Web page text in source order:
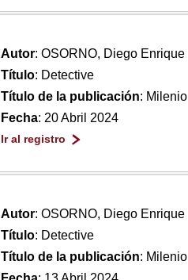
Autor: OSORNO, Diego Enrique
Título: Detective
Título de la publicación: Milenio
Fecha: 20 Abril 2024
Ir al registro
Autor: OSORNO, Diego Enrique
Título: Detective
Título de la publicación: Milenio